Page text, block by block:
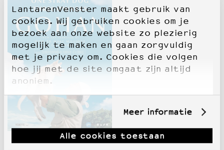
LantarenVenster maakt gebruik van
cookies. Wij gebruiken cookies om je
bezoek aan onze website zo plezierig
mogelijk te maken en gaan zorgvuldig
met je privacy om. Cookies die volgen
hoe jij met de site omgaat zijn altijd
anoniem.
Meer informatie
Alle cookies toestaan